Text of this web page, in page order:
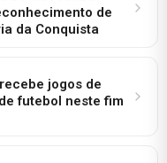
de
da Conquista
jogos de
futebol neste fim